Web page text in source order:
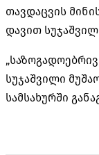
თავდაცვის
დავით
სუჯაშვილი
სამსახურში